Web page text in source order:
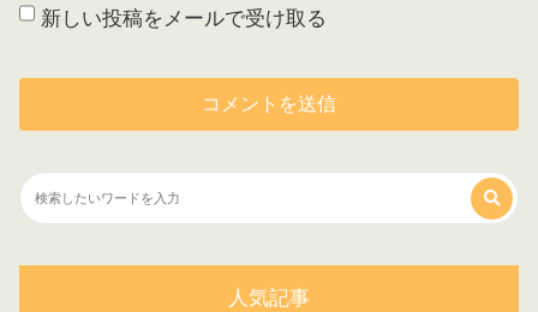
新しい投稿をメールで受け取る
人気記事